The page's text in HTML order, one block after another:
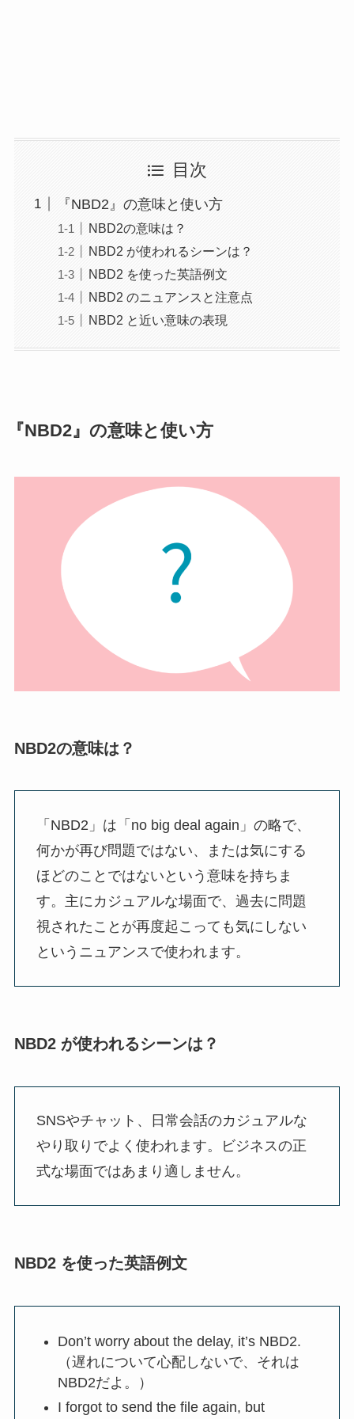
目次
『NBD2』の意味と使い方
NBD2の意味は？
NBD2 が使われるシーンは？
NBD2 を使った英語例文
NBD2 のニュアンスと注意点
NBD2 と近い意味の表現
『NBD2』の意味と使い方
NBD2の意味は？
「NBD2」は「no big deal again」の略で、
何かが再び問題ではない、または気にする
ほどのことではないという意味を持ちま
す。主にカジュアルな場面で、過去に問題
視されたことが再度起こっても気にしない
というニュアンスで使われます。
NBD2 が使われるシーンは？
SNSやチャット、日常会話のカジュアルな
やり取りでよく使われます。ビジネスの正
式な場面ではあまり適しません。
NBD2 を使った英語例文
Don’t worry about the delay, it’s NBD2.
（遅れについて心配しないで、それは
NBD2だよ。）
I forgot to send the file again, but